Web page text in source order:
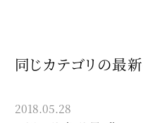
同じカテゴリの最
2018.05.28
2017.10.17